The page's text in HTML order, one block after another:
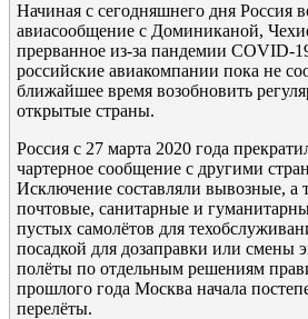
Начиная с сегодняшнего дня Россия
авиасообщение с Доминиканой,
прерванное из-за пандемии COVID-
российские авиакомпании пока не
ближайшее время возобновить
открытые страны.
Россия с 27 марта 2020 года
чартерное сообщение с другими
Исключение составляли вывозные, а
почтовые, санитарные и
пустых самолётов для
посадкой для дозаправки или смены
полёты по отдельным решениям
прошлого года Москва начала
перелёты.